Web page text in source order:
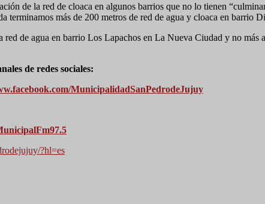
de la red de cloaca en algunos barrios que no lo tienen
terminamos más de 200 metros de red de agua y cloaca en barrio
de agua en barrio Los Lapachos en La Nueva Ciudad y no
de redes sociales:
MunicipalidadSanPedrodeJujuy
?hl=es